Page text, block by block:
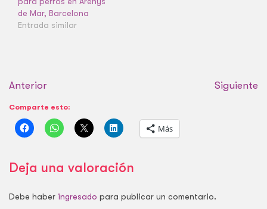
de Mar, Barcelona
Entrada similar
Anterior Siguiente
Comparte esto:
Más
Deja una valoración
Debe haber ingresado para publicar un comentario.